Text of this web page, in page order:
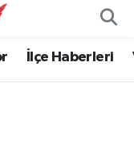
İlçe Haberleri